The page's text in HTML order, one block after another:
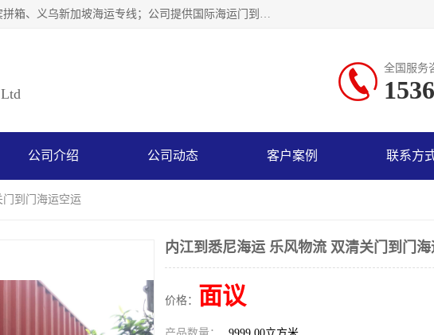
广州乐风国际货运代理有限公司主要从事：义乌新加坡物流、广州到菲律宾拼箱、义乌新加坡海运专线；公司提供国际海运门到门一条龙服务，目前开通的国际海运线路有：澳大利亚国际海运双清到门、美国国际海运双清到门、加拿大国际海运双清到门、新西兰国际海运双清到门等等。以上线路，客户的无论是发小散货拼箱或者包柜发运，我们均可以提供一条龙到门服务，乐风公司有着8年的国际货运到门经验。
全国服务
公司介绍 公司动态 客户案例 联系方
到门海运空运
内江到悉尼海运 乐风物流 双清关门到门
价格： 面议